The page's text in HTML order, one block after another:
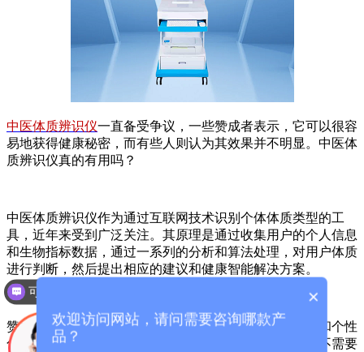
中医体质辨识仪一直备受争议，一些赞成者表示，它可以很容
易地获得健康秘密，而有些人则认为其效果并不明显。中医体
质辨识仪真的有用吗？
中医体质辨识仪作为通过互联网技术识别个体体质类型的工
具，近年来受到广泛关注。其原理是通过收集用户的个人信息
和生物指标数据，通过一系列的分析和算法处理，对用户体质
进行判断，然后提出相应的建议和健康智能解决方案。
赞成者认为，中医体质识别仪的主要优点在于其方便性和个性
化。与传统的中医体质识别方法相比，使用体质识别仪不需要
×
欢迎访问网站，请问需要咨询哪款产
品？